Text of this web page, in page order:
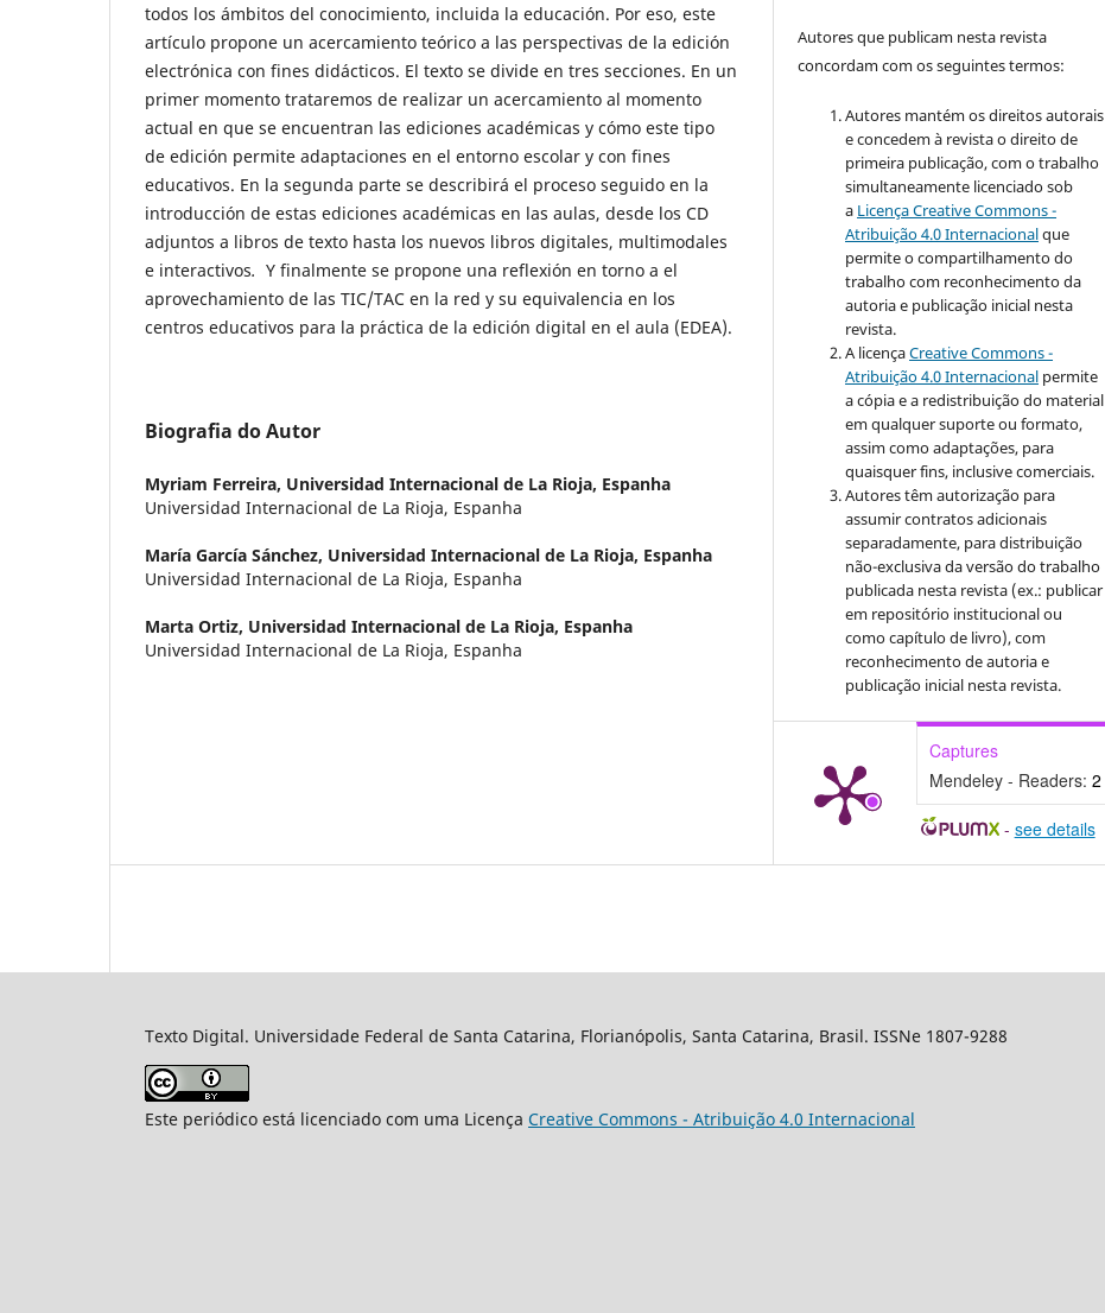
todos los ámbitos del conocimiento, incluida la educación. Por eso, este
artículo propone un acercamiento teórico a las perspectivas de la edición
electrónica con fines didácticos. El texto se divide en tres secciones. En un
primer momento trataremos de realizar un acercamiento al momento
actual en que se encuentran las ediciones académicas y cómo este tipo
de edición permite adaptaciones en el entorno escolar y con fines
educativos. En la segunda parte se describirá el proceso seguido en la
introducción de estas ediciones académicas en las aulas, desde los CD
adjuntos a libros de texto hasta los nuevos libros digitales, multimodales
e interactivos. Y finalmente se propone una reflexión en torno a el
aprovechamiento de las TIC/TAC en la red y su equivalencia en los
centros educativos para la práctica de la edición digital en el aula (EDEA).
Biografia do Autor
Myriam Ferreira, Universidad Internacional de La Rioja, Espanha
Universidad Internacional de La Rioja, Espanha
María García Sánchez, Universidad Internacional de La Rioja, Espanha
Universidad Internacional de La Rioja, Espanha
Marta Ortiz, Universidad Internacional de La Rioja, Espanha
Universidad Internacional de La Rioja, Espanha
Autores que publicam nesta revista
concordam com os seguintes termos:
Autores mantém os direitos autorais
e concedem à revista o direito de
primeira publicação, com o trabalho
simultaneamente licenciado sob
a Licença Creative Commons -
Atribuição 4.0 Internacionalque
permite o compartilhamento do
trabalho com reconhecimento da
autoria e publicação inicial nesta
revista.
A licençaCreative Commons -
Atribuição 4.0 Internacional permite
a cópia e a redistribuição do material
em qualquer suporte ou formato,
assim como adaptações, para
quaisquer fins, inclusive comerciais.
Autores têm autorização para
assumir contratos adicionais
separadamente, para distribuição
não-exclusiva da versão do trabalho
publicada nesta revista (ex.: publicar
em repositório institucional ou
como capítulo de livro), com
reconhecimento de autoria e
publicação inicial nesta revista.
Captures
Mendeley - Readers: 2
- see details
Texto Digital. Universidade Federal de Santa Catarina, Florianópolis, Santa Catarina, Brasil. ISSNe 1807-9288
Este periódico está licenciado com uma Licença Creative Commons - Atribuição 4.0 Internacional